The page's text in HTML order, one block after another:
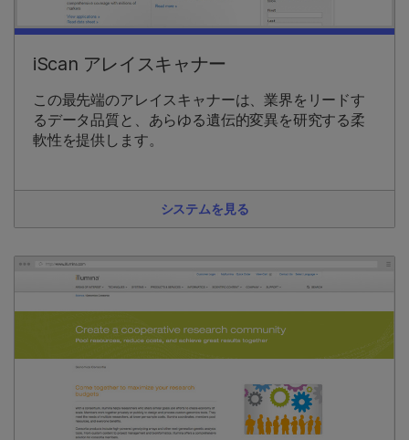
iScan アレイスキャナー
この最先端のアレイスキャナーは、業界をリードす
るデータ品質と、あらゆる遺伝的変異を研究する柔
軟性を提供します。
システムを見る